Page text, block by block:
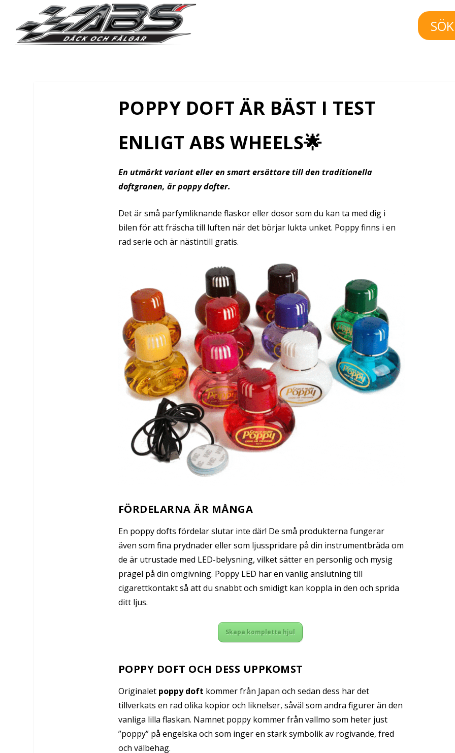
POPPY DOFT ÄR BÄST I TEST
ENLIGT ABS WHEELS🌟
En utmärkt variant eller en smart ersättare till den traditionella
doftgranen, är poppy dofter.
Det är små parfymliknande flaskor eller dosor som du kan ta med dig i
bilen för att fräscha till luften när det börjar lukta unket. Poppy finns i en
rad serie och är nästintill gratis.
FÖRDELARNA ÄR MÅNGA
En poppy dofts fördelar slutar inte där! De små produkterna fungerar
även som fina prydnader eller som ljusspridare på din instrumentbräda om
de är utrustade med LED-belysning, vilket sätter en personlig och mysig
prägel på din omgivning. Poppy LED har en vanlig anslutning till
cigarettkontakt så att du snabbt och smidigt kan koppla in den och sprida
ditt ljus.
Skapa kompletta hjul
POPPY DOFT OCH DESS UPPKOMST
Originalet poppy doft kommer från Japan och sedan dess har det
tillverkats en rad olika kopior och liknelser, såväl som andra figurer än den
vanliga lilla flaskan. Namnet poppy kommer från vallmo som heter just
”poppy” på engelska och som inger en stark symbolik av rogivande, fred
och välbehag.